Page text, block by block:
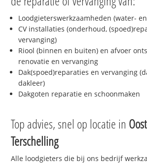
Loodgieterswerkzaamheden (water-
CV installaties (onderhoud,
vervanging)
Riool (binnen en buiten) en afvoer
renovatie en vervanging
Dak(spoed)reparaties en vervanging
dakleer)
Dakgoten reparatie en schoonmaken
Top advies, snel op locatie in
Terschelling
Alle loodgieters die bij ons bedrijf